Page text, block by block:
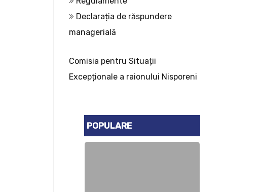
Declarația de răspundere
managerială
Comisia pentru Situații
Excepționale a raionului Nisporeni
POPULARE